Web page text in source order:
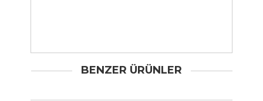
BENZER ÜRÜNLER